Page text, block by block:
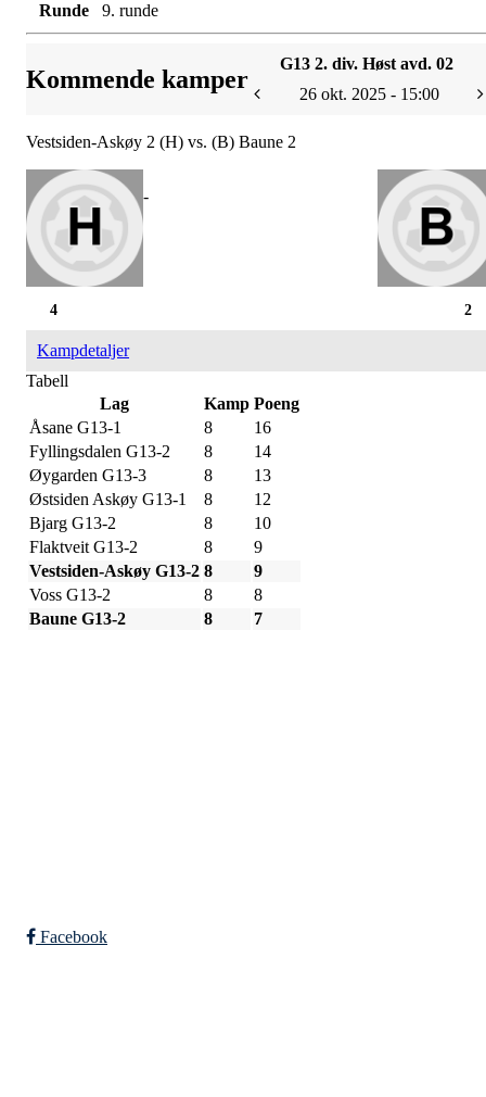
Runde
9. runde
Kommende kamper
G13 2. div. Høst avd. 02
26 okt. 2025 - 15:00
Vestsiden-Askøy 2 (H) vs. (B) Baune 2
-
2
4
Kampdetaljer
Tabell
Lag
Kamp Poeng
Åsane G13-1
8
16
Fyllingsdalen G13-2
8
14
Øygarden G13-3
8
13
Østsiden Askøy G13-1
8
12
Bjarg G13-2
8
10
Flaktveit G13-2
8
9
Vestsiden-Askøy G13-2 8
9
Voss G13-2
8
8
Baune G13-2
8 7
Facebook